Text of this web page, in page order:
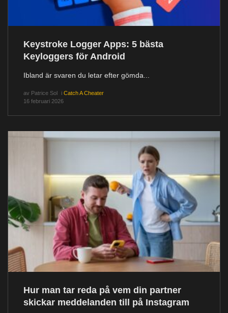
Keystroke Logger Apps: 5 bästa
Keyloggers för Android
Ibland är svaren du letar efter gömda...
av Patrice Sol i Catch A Cheater
16 februari 2026
Hur man tar reda på vem din partner
skickar meddelanden till på Instagram